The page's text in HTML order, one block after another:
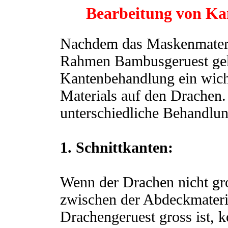
Bearbeitung von
Nachdem das
Rahmen Bambusgeruest
Kantenbehandlung ein
Materials auf den
unterschiedliche
1. Schnittkanten:
Wenn der Drachen nicht
zwischen der
Drachengeruest gross ist,